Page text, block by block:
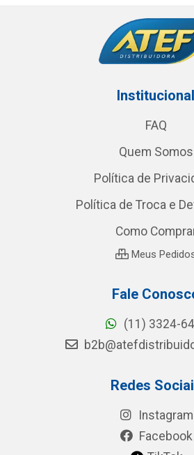
Institucional
FAQ
Quem Somos
Política de
Política de Troca e
Como
Meus
Fale
(11) 3324-
Redes
Instagram
Facebook